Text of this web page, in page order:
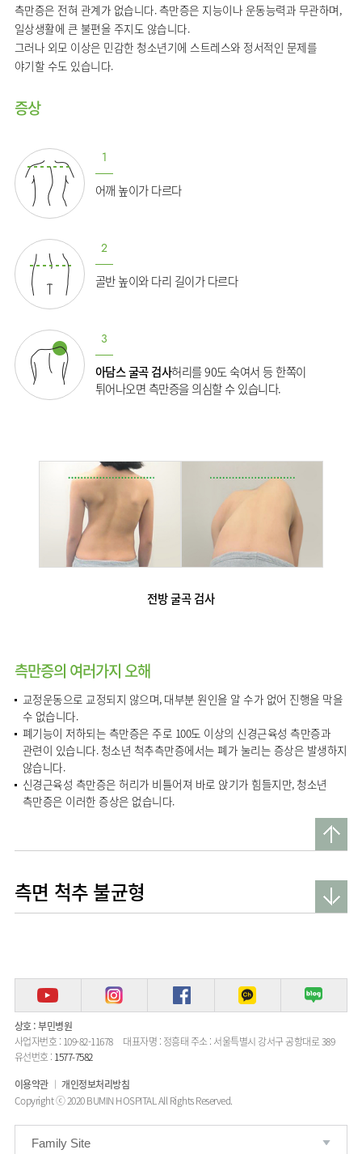
응급의학과
영상의학과
진단검사의학과
측만증은 전혀 관계가 없습니다. 측만증은 지능이나 운동능력과 무관하며,
일상생활에 큰 불편을 주지도 않습니다.
그러나 외모 이상은 민감한 청소년기에 스트레스와 정서적인 문제를
야기할 수도 있습니다.
증상
1
어깨 높이가 다르다
2
골반 높이와 다리 길이가 다르다
3
아담스 굴곡 검사허리를 90도 숙여서 등 한쪽이
튀어나오면 측만증을 의심할 수 있습니다.
전방 굴곡 검사
측만증의 여러가지 오해
교정운동으로 교정되지 않으며, 대부분 원인을 알 수가 없어 진행을 막을
수 없습니다.
폐기능이 저하되는 측만증은 주로 100도 이상의 신경근육성 측만증과
관련이 있습니다. 청소년 척추측만증에서는 폐가 눌리는 증상은 발생하지
않습니다.
신경근육성 측만증은 허리가 비틀어져 바로 앉기가 힘들지만, 청소년
측만증은 이러한 증상은 없습니다.
측면 척추 불균형
상호 : 부민병원
사업자번호 : 109-82-11678
대표자명 : 정흥태주소 : 서울특별시 강서구 공항대로 389
유선번호 : 1577-7582
이용약관
개인정보처리방침
Copyright ⓒ 2020 BUMIN HOSPITAL All Rights Reserved.
Family Site